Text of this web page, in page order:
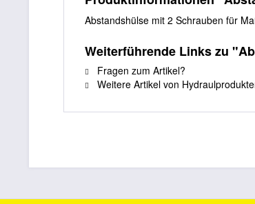
Abstandshülse mit 2 Schrauben für
Weiterführende Links zu
Fragen zum Artikel?
Weitere Artikel von